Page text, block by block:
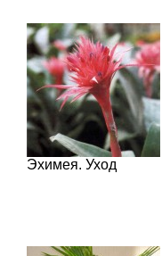
Эхимея. Уход